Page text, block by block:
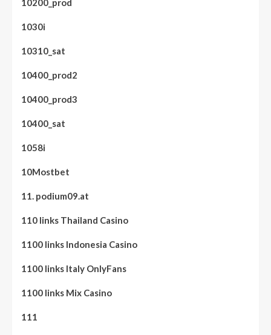
10200_prod
1030i
10310_sat
10400_prod2
10400_prod3
10400_sat
1058i
10Mostbet
11. podium09.at
110 links Thailand Casino
1100 links Indonesia Casino
1100 links Italy OnlyFans
1100 links Mix Casino
111